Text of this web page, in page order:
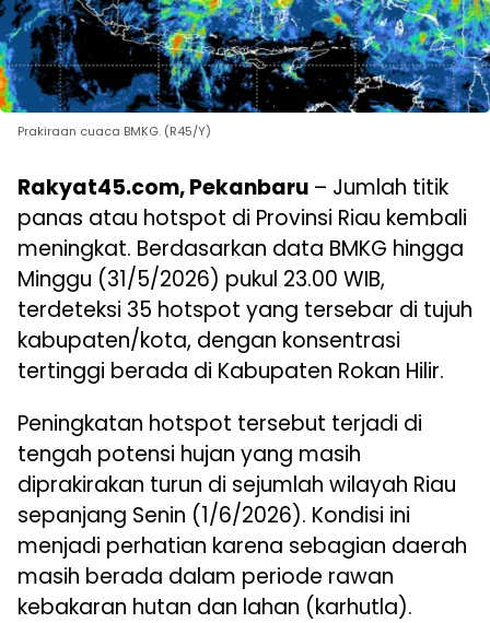
Prakiraan cuaca BMKG. (R45/Y)
Rakyat45.com, Pekanbaru – Jumlah titik
panas atau hotspot di Provinsi Riau kembali
meningkat. Berdasarkan data BMKG hingga
Minggu (31/5/2026) pukul 23.00 WIB,
terdeteksi 35 hotspot yang tersebar di tujuh
kabupaten/kota, dengan konsentrasi
tertinggi berada di Kabupaten Rokan Hilir.
Peningkatan hotspot tersebut terjadi di
tengah potensi hujan yang masih
diprakirakan turun di sejumlah wilayah Riau
sepanjang Senin (1/6/2026). Kondisi ini
menjadi perhatian karena sebagian daerah
masih berada dalam periode rawan
kebakaran hutan dan lahan (karhutla).